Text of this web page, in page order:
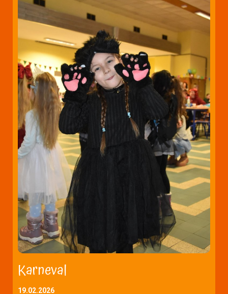
Karneval
19.02.2026